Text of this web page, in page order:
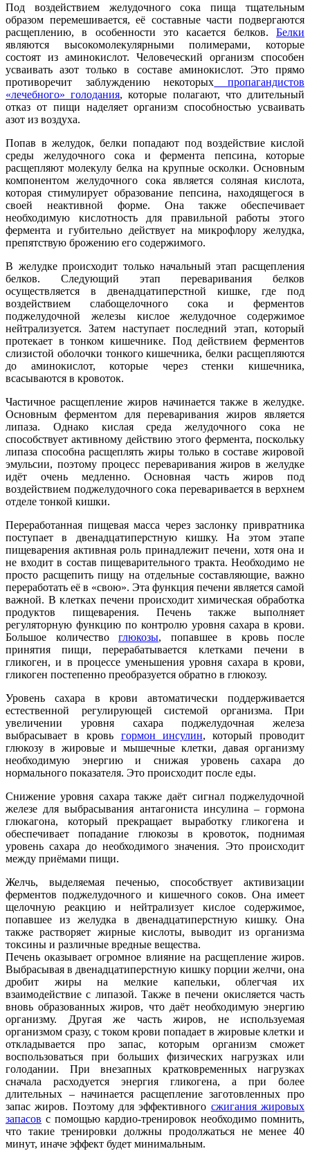
Под воздействием желудочного сока пища тщательным
образом перемешивается, её составные части подвергаются
расщеплению, в особенности это касается белков. Белки
являются высокомолекулярными полимерами, которые
состоят из аминокислот. Человеческий организм способен
усваивать азот только в составе аминокислот. Это прямо
противоречит заблуждению некоторых пропагандистов
«лечебного» голодания, которые полагают, что длительный
отказ от пищи наделяет организм способностью усваивать
азот из воздуха.
Попав в желудок, белки попадают под воздействие кислой
среды желудочного сока и фермента пепсина, которые
расщепляют молекулу белка на крупные осколки. Основным
компонентом желудочного сока является соляная кислота,
которая стимулирует образование пепсина, находящегося в
своей неактивной форме. Она также обеспечивает
необходимую кислотность для правильной работы этого
фермента и губительно действует на микрофлору желудка,
препятствую брожению его содержимого.
В желудке происходит только начальный этап расщепления
белков. Следующий этап переваривания белков
осуществляется в двенадцатиперстной кишке, где под
воздействием слабощелочного сока и ферментов
поджелудочной железы кислое желудочное содержимое
нейтрализуется. Затем наступает последний этап, который
протекает в тонком кишечнике. Под действием ферментов
слизистой оболочки тонкого кишечника, белки расщепляются
до аминокислот, которые через стенки кишечника,
всасываются в кровоток.
Частичное расщепление жиров начинается также в желудке.
Основным ферментом для переваривания жиров является
липаза. Однако кислая среда желудочного сока не
способствует активному действию этого фермента, поскольку
липаза способна расщеплять жиры только в составе жировой
эмульсии, поэтому процесс переваривания жиров в желудке
идёт очень медленно. Основная часть жиров под
воздействием поджелудочного сока переваривается в верхнем
отделе тонкой кишки.
Переработанная пищевая масса через заслонку привратника
поступает в двенадцатиперстную кишку. На этом этапе
пищеварения активная роль принадлежит печени, хотя она и
не входит в состав пищеварительного тракта. Необходимо не
просто расщепить пищу на отдельные составляющие, важно
переработать её в «свою». Эта функция печени является самой
важной. В клетках печени происходит химическая обработка
продуктов пищеварения. Печень также выполняет
регуляторную функцию по контролю уровня сахара в крови.
Большое количество глюкозы, попавшее в кровь после
принятия пищи, перерабатывается клетками печени в
гликоген, и в процессе уменьшения уровня сахара в крови,
гликоген постепенно преобразуется обратно в глюкозу.
Уровень сахара в крови автоматически поддерживается
естественной регулирующей системой организма. При
увеличении уровня сахара поджелудочная железа
выбрасывает в кровь гормон инсулин, который проводит
глюкозу в жировые и мышечные клетки, давая организму
необходимую энергию и снижая уровень сахара до
нормального показателя. Это происходит после еды.
Снижение уровня сахара также даёт сигнал поджелудочной
железе для выбрасывания антагониста инсулина – гормона
глюкагона, который прекращает выработку гликогена и
обеспечивает попадание глюкозы в кровоток, поднимая
уровень сахара до необходимого значения. Это происходит
между приёмами пищи.
Желчь, выделяемая печенью, способствует активизации
ферментов поджелудочного и кишечного соков. Она имеет
щелочную реакцию и нейтрализует кислое содержимое,
попавшее из желудка в двенадцатиперстную кишку. Она
также растворяет жирные кислоты, выводит из организма
токсины и различные вредные вещества.
Печень оказывает огромное влияние на расщепление жиров.
Выбрасывая в двенадцатиперстную кишку порции желчи, она
дробит жиры на мелкие капельки, облегчая их
взаимодействие с липазой. Также в печени окисляется часть
вновь образованных жиров, что даёт необходимую энергию
организму. Другая же часть жиров, не используемая
организмом сразу, с током крови попадает в жировые клетки и
откладывается про запас, которым организм сможет
воспользоваться при больших физических нагрузках или
голодании. При внезапных кратковременных нагрузках
сначала расходуется энергия гликогена, а при более
длительных – начинается расщепление заготовленных про
запас жиров. Поэтому для эффективного сжигания жировых
запасов с помощью кардио-тренировок необходимо помнить,
что такие тренировки должны продолжаться не менее 40
минут, иначе эффект будет минимальным.